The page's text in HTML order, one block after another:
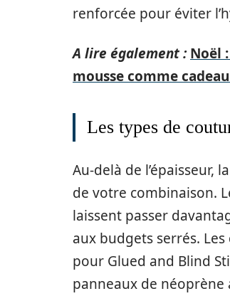
renforcée pour éviter
A lire également : Noël
mousse comme
Les types de
Au-delà de l’épaisseur,
de votre combinaison.
laissent passer
aux budgets serrés.
pour Glued and Blind
panneaux de néoprène